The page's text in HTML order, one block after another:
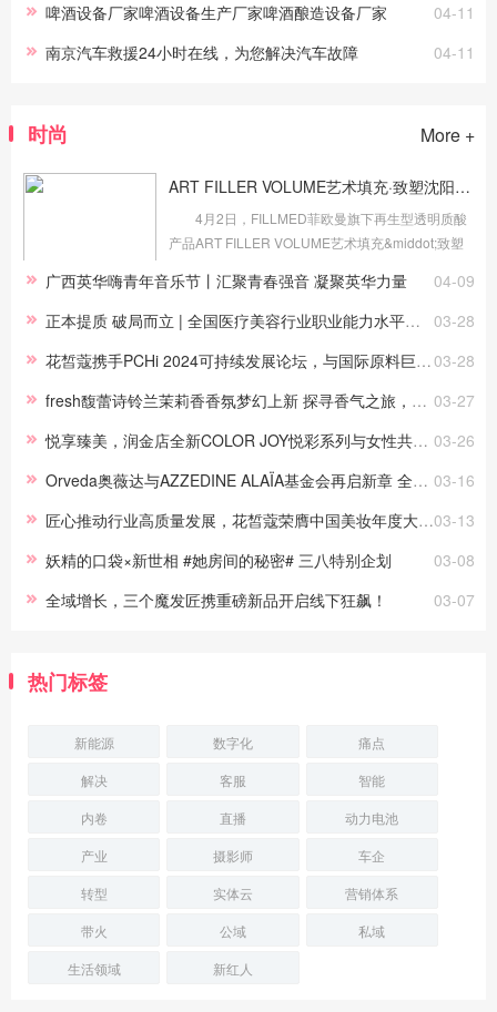
04-11
啤酒设备厂家啤酒设备生产厂家啤酒酿造设备厂家
04-11
南京汽车救援24小时在线，为您解决汽车故障
时尚 More +
ART FILLER VOLUME艺术填充·致塑沈阳百嘉丽首发钜献！
4月2日，FILLMED菲欧曼旗下再生型透明质酸
产品ART FILLER VOLUME艺术填充&middot;致塑
ART FILLER VOLUME艺术填充&middot;致塑在东
北市场的首发上市。 沈阳百嘉丽医...
04-09
广西英华嗨青年音乐节丨汇聚青春强音 凝聚英华力量
03-28
正本提质 破局而立 | 全国医疗美容行业职业能力水平评价体系重磅发布！
03-28
花皙蔻携手PCHi 2024可持续发展论坛，与国际原料巨头共议健康美丽议题
03-27
fresh馥蕾诗铃兰茉莉香香氛梦幻上新 探寻香气之旅，拥抱春日芳息
03-26
悦享臻美，润金店全新COLOR JOY悦彩系列与女性共赴美的旅程
03-16
Orveda奥薇达与AZZEDINE ALAÏA基金会再启新章 全力扶持南非设计新秀盎然生长
03-13
匠心推动行业高质量发展，花皙蔻荣膺中国美妆年度大奖！
03-08
妖精的口袋×新世相 #她房间的秘密# 三八特别企划
03-07
全域增长，三个魔发匠携重磅新品开启线下狂飙！
热门标签
新能源 数字化
痛点
解决
客服
智能
内卷
直播
动力电池
产业
摄影师
车企
转型
实体云
营销体系
带火
公域
私域
生活领域
新红人